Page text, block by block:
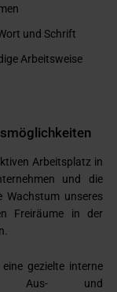
und Schrift
Arbeitsweise
Arbeitsplatz in
und die
Wachstum unseres
Freiräume in der
gezielte interne
Aus- und